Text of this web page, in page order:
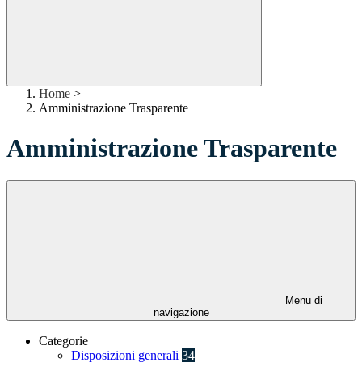
Home >
Amministrazione Trasparente
Amministrazione Trasparente
Menu di
navigazione
Categorie
Disposizioni generali 34